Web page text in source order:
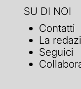
SU DI NOI
Contatti
La
Seguici